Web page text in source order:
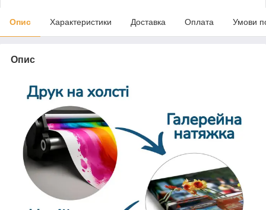
Опис Характеристики Доставка Оплата Умови
Опис